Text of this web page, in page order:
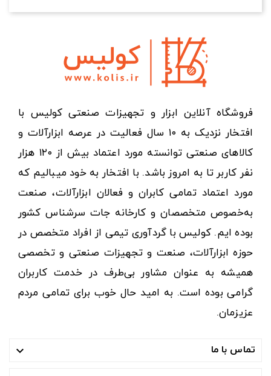
فروشگاه آنلاین ابزار و تجهیزات صنعتی کولیس با
افتخار نزدیک به ۱۰ سال فعالیت در عرصه ابزارآلات و
کالاهای صنعتی توانسته مورد اعتماد بیش از ۱۲۰ هزار
نفر کاربر تا به امروز باشد. با افتخار به خود میبالیم که
مورد اعتماد تمامی کابران و فعالان ابزارآلات، صنعت
به‌خصوص متخصصان و کارخانه جات سرشناس کشور
بوده ایم. کولیس با گردآوری تیمی از افراد متخصص در
حوزه ابزارآلات، صنعت و تجهیزات صنعتی و تخصصی
همیشه به عنوان مشاور بی‌طرف در خدمت کاربران
گرامی بوده است. به امید حال خوب برای تمامی مردم
عزیزمان.
تماس با ما 